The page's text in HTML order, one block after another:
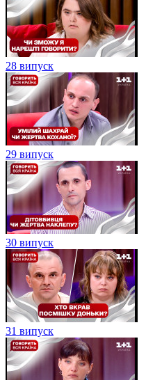
28 випуск
29 випуск
30 випуск
31 випуск